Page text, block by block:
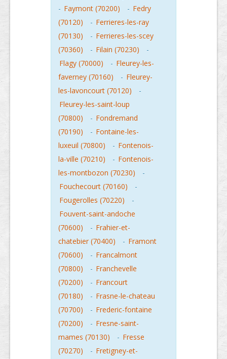
- Faymont (70200) - Fedry
(70120)
- Ferrieres-les-ray
(70130)
- Ferrieres-les-scey
(70360)
- Filain (70230)
-
Flagy (70000)
- Fleurey-les-
faverney (70160)
- Fleurey-
les-lavoncourt (70120)
-
Fleurey-les-saint-loup
(70800)
- Fondremand
(70190)
- Fontaine-les-
luxeuil (70800)
- Fontenois-
la-ville (70210)
- Fontenois-
les-montbozon (70230)
-
Fouchecourt (70160)
-
Fougerolles (70220)
-
Fouvent-saint-andoche
(70600)
- Frahier-et-
chatebier (70400)
- Framont
(70600)
- Francalmont
(70800)
- Franchevelle
(70200)
- Francourt
(70180)
- Frasne-le-chateau
(70700)
- Frederic-fontaine
(70200)
- Fresne-saint-
mames (70130)
- Fresse
(70270)
- Fretigney-et-